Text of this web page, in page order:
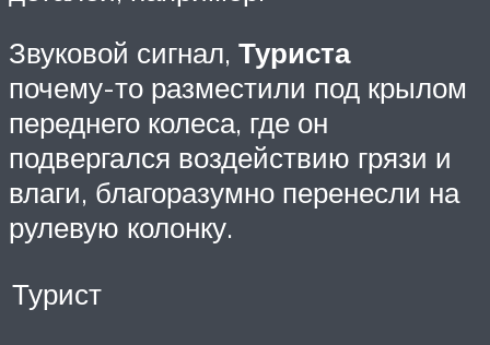
Звуковой сигнал, Туриста
почему-то разместили под крылом
переднего колеса, где он
подвергался воздействию грязи и
влаги, благоразумно перенесли на
рулевую колонку.
Турист